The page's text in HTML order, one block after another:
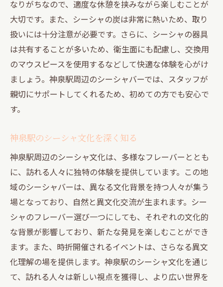
なりがちなので、適度な休憩を挟みながら楽しむことが
大切です。また、シーシャの炭は非常に熱いため、取り
扱いには十分注意が必要です。さらに、シーシャの器具
は共有することが多いため、衛生面にも配慮し、交換用
のマウスピースを使用するなどして快適な体験を心がけ
ましょう。神泉駅周辺のシーシャバーでは、スタッフが
親切にサポートしてくれるため、初めての方でも安心で
す。
神泉駅のシーシャ文化を深く知る
神泉駅周辺のシーシャ文化は、多様なフレーバーととも
に、訪れる人々に独特の体験を提供しています。この地
域のシーシャバーは、異なる文化背景を持つ人々が集う
場となっており、自然と異文化交流が生まれます。シー
シャのフレーバー選び一つにしても、それぞれの文化的
な背景が影響しており、新たな発見を楽しむことができ
ます。また、時折開催されるイベントは、さらなる異文
化理解の場を提供します。神泉駅のシーシャ文化を通じ
て、訪れる人々は新しい視点を獲得し、より広い世界を